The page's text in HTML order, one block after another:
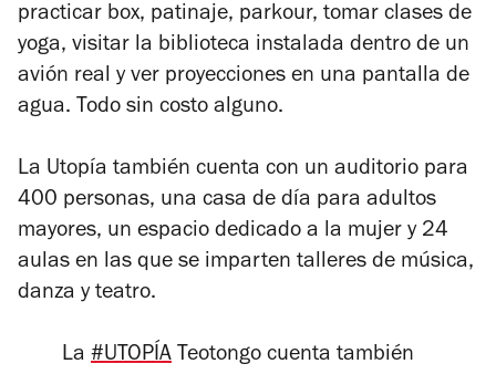
practicar box, patinaje, parkour, tomar clases de
yoga, visitar la biblioteca instalada dentro de un
avión real y ver proyecciones en una pantalla de
agua. Todo sin costo alguno.
La Utopía también cuenta con un auditorio para
400 personas, una casa de día para adultos
mayores, un espacio dedicado a la mujer y 24
aulas en las que se imparten talleres de música,
danza y teatro.
La #UTOPÍA Teotongo cuenta también